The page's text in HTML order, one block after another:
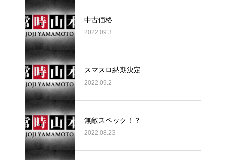
中古価格
2022.09.3
スマスロ納期決定
2022.09.2
無敵スペック！？
2022.08.23